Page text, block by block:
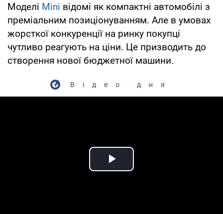
Моделі Mini відомі як компактні автомобілі з
преміальним позиціонуванням. Але в умовах
жорсткої конкуренції на ринку покупці
чутливо реагують на ціни. Це призводить до
створення нової бюджетної машини.
Відео дня
Play Video